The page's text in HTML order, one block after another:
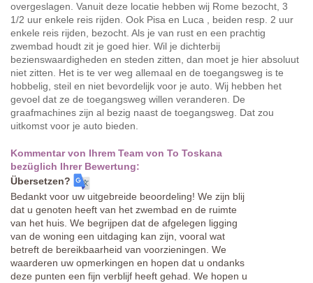
overgeslagen. Vanuit deze locatie hebben wij Rome bezocht, 3
1/2 uur enkele reis rijden. Ook Pisa en Luca , beiden resp. 2 uur
enkele reis rijden, bezocht. Als je van rust en een prachtig
zwembad houdt zit je goed hier. Wil je dichterbij
bezienswaardigheden en steden zitten, dan moet je hier absoluut
niet zitten. Het is te ver weg allemaal en de toegangsweg is te
hobbelig, steil en niet bevordelijk voor je auto. Wij hebben het
gevoel dat ze de toegangsweg willen veranderen. De
graafmachines zijn al bezig naast de toegangsweg. Dat zou
uitkomst voor je auto bieden.
Kommentar von Ihrem Team von To Toskana
bezüglich Ihrer Bewertung:
Übersetzen?
Bedankt voor uw uitgebreide beoordeling! We zijn blij
dat u genoten heeft van het zwembad en de ruimte
van het huis. We begrijpen dat de afgelegen ligging
van de woning een uitdaging kan zijn, vooral wat
betreft de bereikbaarheid van voorzieningen. We
waarderen uw opmerkingen en hopen dat u ondanks
deze punten een fijn verblijf heeft gehad. We hopen u